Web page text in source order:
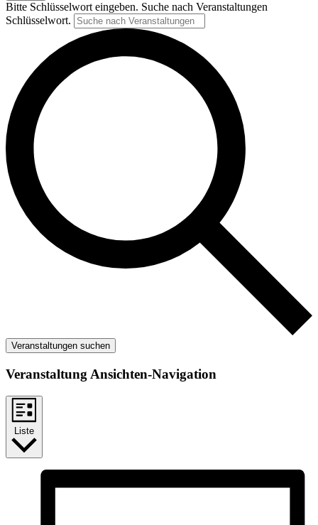
Bitte Schlüsselwort eingeben. Suche nach Veranstaltungen
Schlüsselwort.
Veranstaltungen suchen
Veranstaltung Ansichten-Navigation
Liste